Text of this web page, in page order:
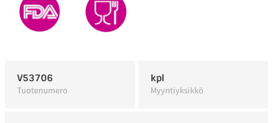
V53706
Tuotenumero
kpl
Myyntiyksikkö